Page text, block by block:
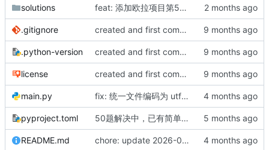
solutions feat: 添加欧拉项目第56题解法（最大数字和）
.gitignore created and first commit(3 solusions)
.python-version created and first commit(3 solusions)
license created and first commit(3 solusions)
main.py fix: 统一文件编码为 utf-8 并将 benchmark 日志改为英文
pyproject.toml 50题解决中，已有简单解法，在尝试更快的版本。
README.md chore: update 2026-04-22